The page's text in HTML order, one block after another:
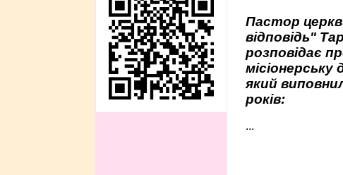
Пастор
відповідь"
розповідає
місіонерську
який
років:
...